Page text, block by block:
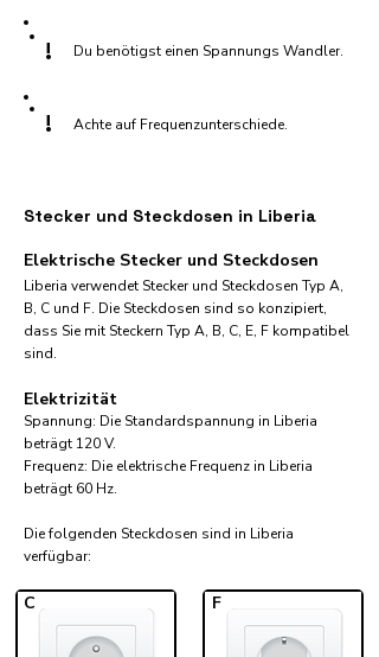
! Du benötigst einen Spannungs Wandler.
! Achte auf Frequenzunterschiede.
Stecker und Steckdosen in Liberia
Elektrische Stecker und Steckdosen
Liberia verwendet Stecker und Steckdosen Typ A,
B, C und F. Die Steckdosen sind so konzipiert,
dass Sie mit Steckern Typ A, B, C, E, F kompatibel
sind.
Elektrizität
Spannung: Die Standardspannung in Liberia
beträgt 120 V.
Frequenz: Die elektrische Frequenz in Liberia
beträgt 60 Hz.
Die folgenden Steckdosen sind in Liberia
verfügbar:​
C F